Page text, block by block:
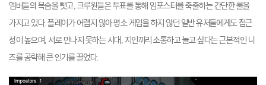
멤버들의 목숨을 뺏고, 크루원들은 투표를 통해 임포스터를 축출하는 간단한 룰을
가지고 있다. 플레이가 어렵지 않아 평소 게임을 하지 않던 일반 유저들에게도 접근
성이 높으며, 서로 만나지 못하는 시대, 지인끼리 소통하고 놀고 싶다는 근본적인 니
즈를 공략해 큰 인기를 끌었다.